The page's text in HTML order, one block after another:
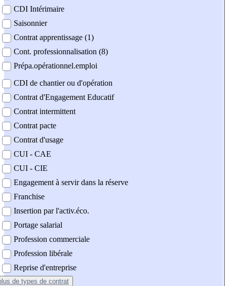
CDI Intérimaire
Saisonnier
Contrat apprentissage (1)
Cont. professionnalisation (8)
Prépa.opérationnel.emploi
CDI de chantier ou d'opération
Contrat d'Engagement Educatif
Contrat intermittent
Contrat pacte
Contrat d'usage
CUI - CAE
CUI - CIE
Engagement à servir dans la réserve
Franchise
Insertion par l'activ.éco.
Portage salarial
Profession commerciale
Profession libérale
Reprise d'entreprise
de types de contrat